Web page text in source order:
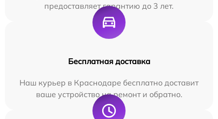
предоставляет гарантию до 3 лет.
Бесплатная доставка
Наш курьер в Краснодаре бесплатно доставит
ваше устройство на ремонт и обратно.